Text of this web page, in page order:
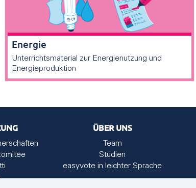
Energie
Unterrichtsmaterial zur Energienutzung und
Energieproduktion
ÜBER UNS
Team
Studien
easyvote in leichter Sprache